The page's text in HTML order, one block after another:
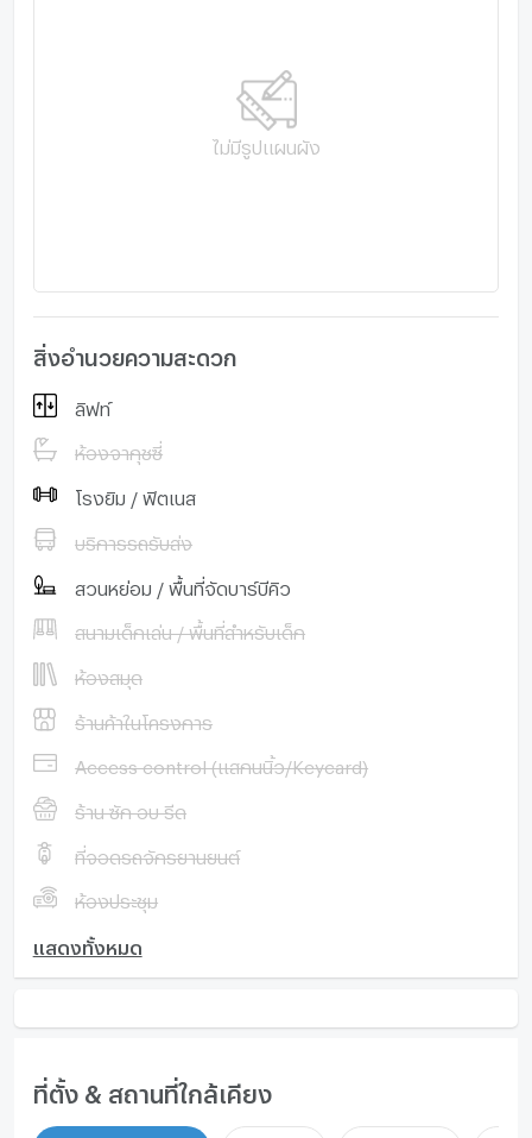
ไม่มีรูปแผนผัง
สิ่งอำนวยความสะดวก
ลิฟท์
ห้องจากุชซี่
โรงยิม / ฟิตเนส
บริการรถรับส่ง
สวนหย่อม / พื้นที่จัดบาร์บีคิว
สนามเด็กเล่น / พื้นที่สำหรับเด็ก
ห้องสมุด
ร้านค้าในโครงการ
Access control (แสกนนิ้ว/Keycard)
ร้าน ซัก อบ รีด
ที่จอดรถจักรยานยนต์
ห้องประชุม
แสดงทั้งหมด
ที่ตั้ง & สถานที่ใกล้เคียง